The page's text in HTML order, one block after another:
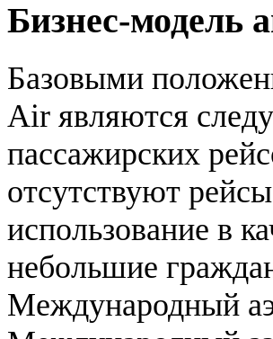
Бизнес-модель
Базовыми
Air являются
пассажирских
отсутствуют
использование в
небольшие
Международный